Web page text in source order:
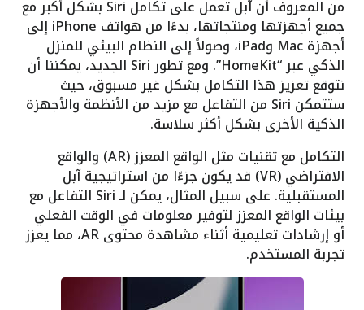
من المعروف أن آبل تعمل على تكامل Siri بشكل أكبر مع
جميع أجهزتها ومنتجاتها، بدءًا من هواتف iPhone إلى
أجهزة Mac وiPad، وصولاً إلى النظام البيئي للمنزل
الذكي عبر “HomeKit”. ومع تطور Siri الجديد، يمكننا أن
نتوقع تعزيز هذا التكامل بشكل غير مسبوق، حيث
ستتمكن Siri من التفاعل مع مزيد من الأنظمة والأجهزة
الذكية الأخرى بشكل أكثر سلاسة.
التكامل مع تقنيات مثل الواقع المعزز (AR) والواقع
الافتراضي (VR) قد يكون جزءًا من استراتيجية آبل
المستقبلية. على سبيل المثال، يمكن لـ Siri التفاعل مع
بيئات الواقع المعزز لتوفير معلومات في الوقت الفعلي
أو إرشادات تعليمية أثناء مشاهدة محتوى AR، مما يعزز
تجربة المستخدم.